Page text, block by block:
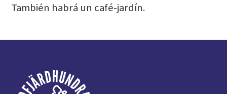
También habrá un café-jardín.